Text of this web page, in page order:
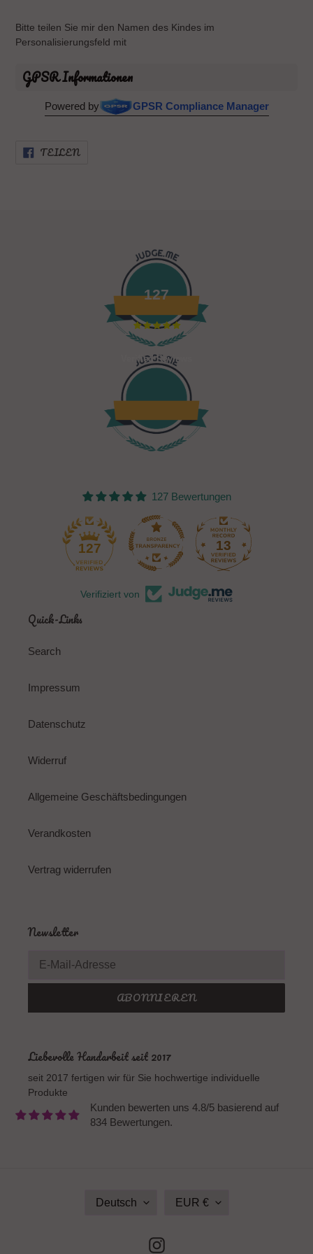
Bitte teilen Sie mir den Namen des Kindes im
Personalisierungsfeld mit
GPSR Informationen
Powered by GPSR Compliance Manager
TEILENFACEBOOK
127
Verified Reviews
127 Bewertungen
127 13
Verifiziert von
Quick-Links
Search
Impressum
Datenschutz
Widerruf
Allgemeine Geschäftsbedingungen
Verandkosten
Vertrag widerrufen
Newsletter
ABONNIEREN
Liebevolle Handarbeit seit 2017
seit 2017 fertigen wir für Sie hochwertige individuelle
Produkte
Kunden bewerten uns 4.8/5 basierend auf
834 Bewertungen.
Deutsch W
R
U
EUR €
Instagram